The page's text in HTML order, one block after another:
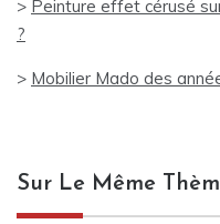
> Peinture effet cérusé
?
> Mobilier Mado des
Sur Le Même